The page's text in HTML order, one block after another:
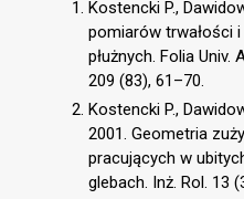
Kostencki P.,
pomiarów trwałości
płużnych. Folia Univ.
209 (83), 61–70.
Kostencki P.,
2001. Geometria
pracujących w
glebach. Inż. Rol. 13